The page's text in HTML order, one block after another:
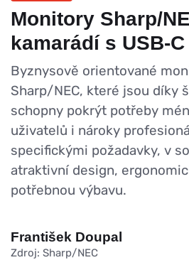
Monitory Sharp/
kamarádí s USB-C
Byznysově orientované
Sharp/NEC, které jsou díky
schopny pokrýt potřeby
uživatelů i nároky
specifickými požadavky, v
atraktivní design,
potřebnou výbavu.
František Doupal
Zdroj: Sharp/NEC